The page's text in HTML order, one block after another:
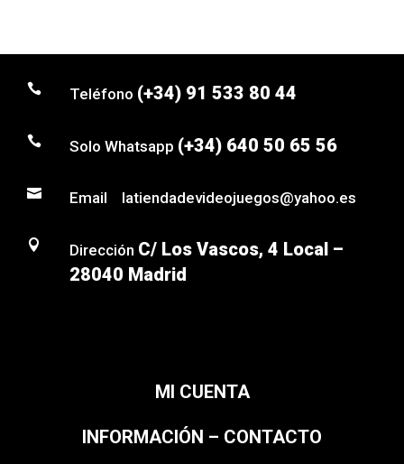
 Teléfono (+34) 91 533 80 44
 Solo Whatsapp (+34) 640 50 65 56
 Email latiendadevideojuegos@yahoo.es
 Dirección C/ Los Vascos, 4 Local –
28040 Madrid
MI CUENTA
INFORMACIÓN – CONTACTO